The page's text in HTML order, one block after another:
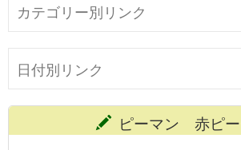
カテゴリー別リンク
日付別リンク
ピーマン 赤ピ